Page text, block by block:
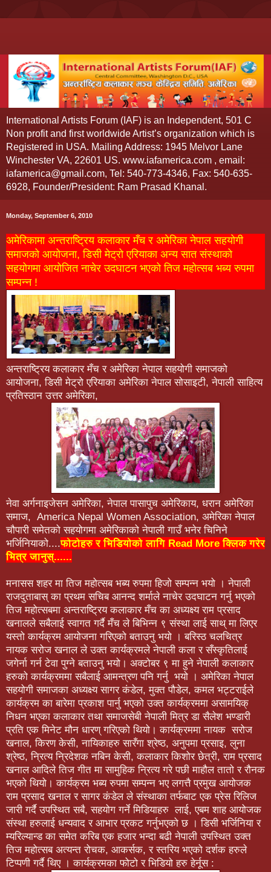
International Artists Forum (IAF) is an Independent, 501 C
Non profit and first worldwide Artist’s organization which is
Registered in USA. Mailing Address: 1945 Melvor Lane
Winchester VA, 22601 US. www.iafamerica.com , email:
iafamerica@gmail.com, Tel: 540-773-4346, Fax: 540-635-
6928, Founder/President: Ram Prasad Khanal.
Monday, September 6, 2010
अमेरिकामा अन्तराष्ट्रिय कलाकार मँच र अमेरिका नेपाल सहयोगी
समाजको आयोजना, डिसी मेट्रो एरियाका अन्य सात संस्थाको
सहयोगमा आयोजित नाचेर उदघाटन भएको तिज महोत्सब भब्य रुपमा
सम्पन्न !
अन्तराष्ट्रिय कलाकार मँच र अमेरिका नेपाल सहयोगी समाजको
आयोजना, डिसी मेट्रो एरियाका अमेरिका नेपाल सोसाइटी, नेपाली साहित्य
प्रतिस्ठान उत्तर अमेरिका,
नेवा अर्गनाइजेसन अमेरिका, नेपाल पासापुच अमेरिकाय, धरान अमेरिका
समाज, America Nepal Women Association, अमेरिका नेपाल
चौपारी समेतको सहयोगमा अमेरिकाको नेपाली गाउँ भनेर चिनिने
भर्जिनियाको....फोटोहरु र भिडियोको लागि Read More क्लिक गरेर
भित्र जानुस्......
मनासस शहर मा तिज महोत्सब भब्य रुपमा हिजो सम्पन्न भयो । नेपाली
राजदुताबास् का प्रथम सचिब आनन्द शर्माले नाचेर उदघाटन गर्नु भएको
तिज महोत्सबमा अन्तराष्ट्रिय कलाकार मँच का अध्यक्ष्य राम प्रसाद
खनालले सबैलाई स्वागत गर्दै मँच ले बिभिन्न ९ संस्था लाई साथ् मा लिएर
यस्तो कार्यक्रम आयोजना गरिएको बताउनु भयो । बरिस्ठ चलचित्र
नायक सरोज खनाल ले उक्त कार्यक्रमले नेपाली कला र सँस्कृतिलाई
जगेर्ना गर्न टेवा पुग्ने बताउनु भयो। अक्टोबर ९ मा हुने नेपाली कलाकार
हरुको कार्यक्रममा सबैलाई आमन्त्रण पनि गर्नु भयो । अमेरिका नेपाल
सहयोगी समाजका अध्यक्ष्य सागर कंडेल, मुक्त पौडेल, कमल भट्टराईले
कार्यक्रम का बारेमा प्रकाश पार्नु भएको उक्त कार्यक्रममा असामयिक्
निधन भएका कलाकार तथा समाजसेबी नेपाली मित्र डा सैलेश भण्डारी
प्रति एक मिनेट मौन धारण् गरिएको थियो। कार्यक्रममा नायक सरोज
खनाल, किरण केसी, नायिकाहरु सारँगा श्रेष्ठ, अनुपमा प्रसाइ, लुना
श्रेष्ठ, न्रित्य न्रिदेशक नबिन केसी, कलाकार किशोर छेत्री, राम प्रसाद
खनाल आदिले तिज गीत मा सामुहिक न्रित्य गरे पछी माहौल तातो र रौनक
भएको थियो। कार्यक्रम भब्य रुपमा सम्पन्न भए लगत्तै प्रमुख आयोजक
राम प्रसाद खनाल र सागर कंडेल ले संस्थाका तर्फबाट एक प्रेस रिलिज
जारी गर्दै उपस्थित सबै, सहयोग गर्ने मिडियाहरु लाई, एबम शाह आयोजक
संस्था हरुलाई धन्यवाद र आभार प्रकट गर्नुभएको छ । डिसी भर्जिनिया र
म्यरिल्यान्ड का समेत करिब एक हजार भन्दा बढी नेपाली उपस्थित उक्त
तिज महोत्सब अत्यन्त रोचक, आकर्सक, र स्तरिय भएको दर्शक हरुले
टिप्पणी गर्दै थिए । कार्यक्रमका फोटो र भिडियो हरु हेर्नूस :